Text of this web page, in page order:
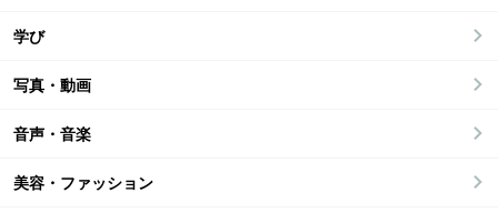
学び
写真・動画
音声・音楽
美容・ファッション